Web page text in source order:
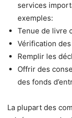
services
exemples:
Tenue de livre
Vérification
Remplir les
Offrir des
des fonds
La plupart des